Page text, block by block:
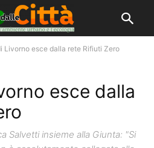
Livorno esce dalla rete Rifiuti Zero
esce dalla
Salvetti insieme alla Giunta: "Si